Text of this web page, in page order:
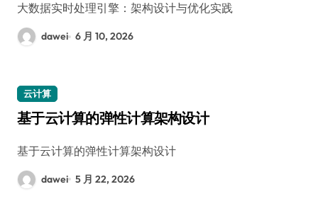
大数据实时处理引擎：架构设计与优化实践
dawei 6 月 10, 2026
云计算
基于云计算的弹性计算架构设计
基于云计算的弹性计算架构设计
dawei 5 月 22, 2026